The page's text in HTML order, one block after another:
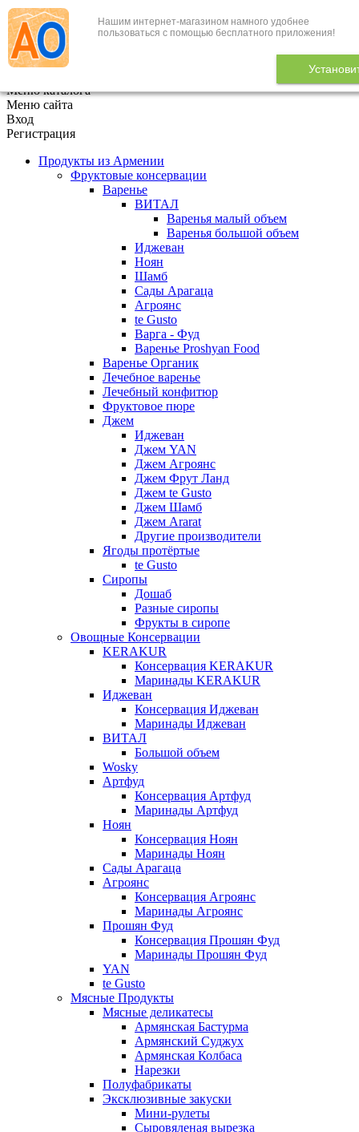
Нашим интернет-магазином намного удобнее
пользоваться с помощью бесплатного приложения!
+7 (495) 646-888-1
В корзине 0
Меню каталога
Меню сайта
Вход
Регистрация
Продукты из Армении
Фруктовые консервации
Варенье
ВИТАЛ
Варенья малый объем
Варенья большой объем
Иджеван
Ноян
Шамб
Сады Арагаца
Агроянс
te Gusto
Варга - Фуд
Варенье Proshyan Food
Варенье Органик
Лечебное варенье
Лечебный конфитюр
Фруктовое пюре
Джем
Иджеван
Джем YAN
Джем Агроянс
Джем Фрут Ланд
Джем te Gusto
Джем Шамб
Джем Ararat
Другие производители
Ягоды протёртые
te Gusto
Сиропы
Дошаб
Разные сиропы
Фрукты в сиропе
Овощные Консервации
KERAKUR
Консервация KERAKUR
Маринады KERAKUR
Иджеван
Консервация Иджеван
Маринады Иджеван
ВИТАЛ
Большой объем
Wosky
Артфуд
Консервация Артфуд
Маринады Артфуд
Ноян
Консервация Ноян
Маринады Ноян
Сады Арагаца
Агроянс
Консервация Агроянс
Маринады Агроянс
Прошян Фуд
Консервация Прошян Фуд
Маринады Прошян Фуд
YAN
te Gusto
Мясные Продукты
Мясные деликатесы
Армянская Бастурма
Армянский Суджух
Армянская Колбаса
Нарезки
Полуфабрикаты
Эксклюзивные закуски
Мини-рулеты
Сыровяленая вырезка